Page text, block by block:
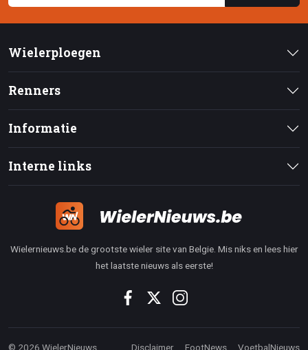
Wielerploegen
Renners
Informatie
Interne links
Wielernieuws.be de grootste wieler site van Belgie. Mis niks en lees hier
het laatste nieuws als eerste!
© 2026 WielerNieuws Disclaimer FootNews VoetbalNieuws